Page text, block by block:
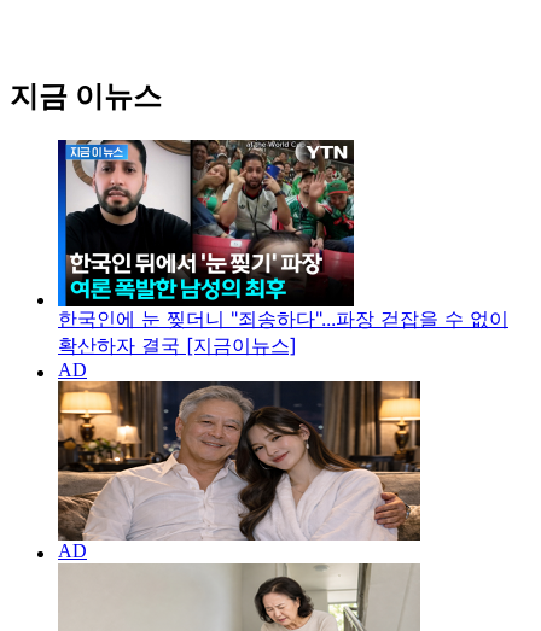
지금 이뉴스
한국인에 눈 찢더니 "죄송하다"...파장 걷잡을 수 없이
확산하자 결국 [지금이뉴스]